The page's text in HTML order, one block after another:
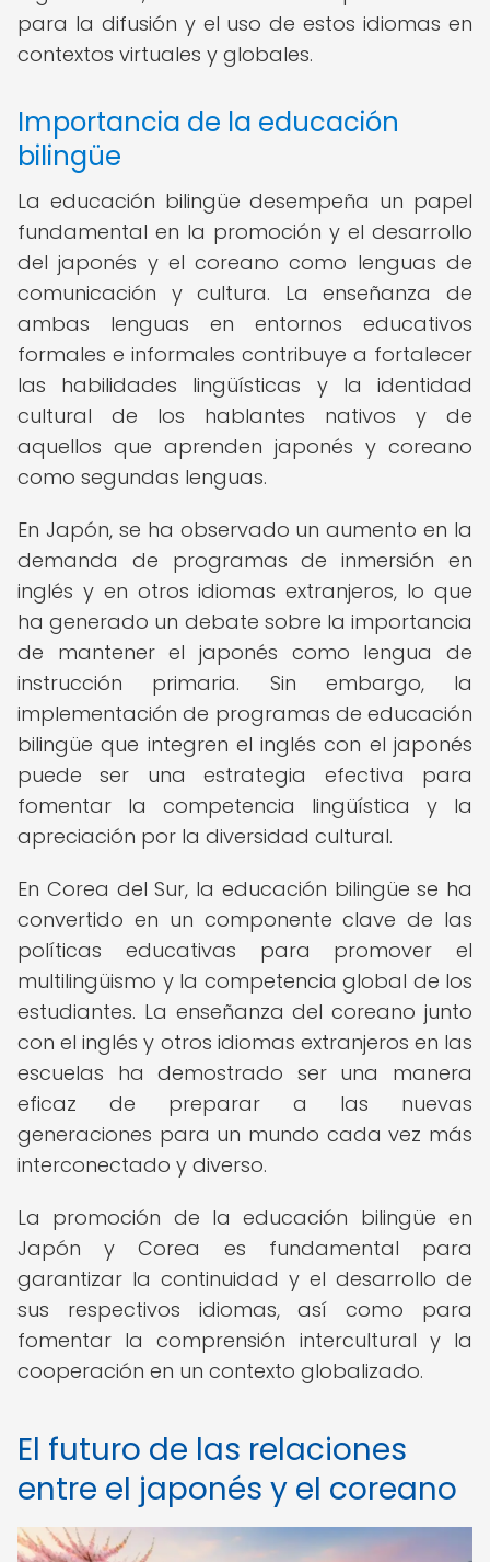
para la difusión y el uso de estos idiomas en
contextos virtuales y globales.
Importancia de la educación
bilingüe
La educación bilingüe desempeña un papel
fundamental en la promoción y el desarrollo
del japonés y el coreano como lenguas de
comunicación y cultura. La enseñanza de
ambas lenguas en entornos educativos
formales e informales contribuye a fortalecer
las habilidades lingüísticas y la identidad
cultural de los hablantes nativos y de
aquellos que aprenden japonés y coreano
como segundas lenguas.
En Japón, se ha observado un aumento en la
demanda de programas de inmersión en
inglés y en otros idiomas extranjeros, lo que
ha generado un debate sobre la importancia
de mantener el japonés como lengua de
instrucción primaria. Sin embargo, la
implementación de programas de educación
bilingüe que integren el inglés con el japonés
puede ser una estrategia efectiva para
fomentar la competencia lingüística y la
apreciación por la diversidad cultural.
En Corea del Sur, la educación bilingüe se ha
convertido en un componente clave de las
políticas educativas para promover el
multilingüismo y la competencia global de los
estudiantes. La enseñanza del coreano junto
con el inglés y otros idiomas extranjeros en las
escuelas ha demostrado ser una manera
eficaz de preparar a las nuevas
generaciones para un mundo cada vez más
interconectado y diverso.
La promoción de la educación bilingüe en
Japón y Corea es fundamental para
garantizar la continuidad y el desarrollo de
sus respectivos idiomas, así como para
fomentar la comprensión intercultural y la
cooperación en un contexto globalizado.
El futuro de las relaciones
entre el japonés y el coreano